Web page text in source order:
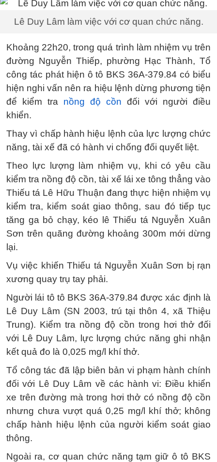
Lê Duy Lâm làm việc với cơ quan chức năng.
Khoảng 22h20, trong quá trình làm nhiệm vụ trên
đường Nguyễn Thiếp, phường Hạc Thành, Tổ
công tác phát hiện ô tô BKS 36A-379.84 có biểu
hiện nghi vấn nên ra hiệu lệnh dừng phương tiện
để kiểm tra nồng độ cồn đối với người điều
khiển.
Thay vì chấp hành hiệu lệnh của lực lượng chức
năng, tài xế đã có hành vi chống đối quyết liệt.
Theo lực lượng làm nhiệm vụ, khi có yêu cầu
kiểm tra nồng độ cồn, tài xế lái xe tông thẳng vào
Thiếu tá Lê Hữu Thuận đang thực hiện nhiệm vụ
kiểm tra, kiểm soát giao thông, sau đó tiếp tục
tăng ga bỏ chạy, kéo lê Thiếu tá Nguyễn Xuân
Sơn trên quãng đường khoảng 300m mới dừng
lại.
Vụ việc khiến Thiếu tá Nguyễn Xuân Sơn bị rạn
xương quay trụ tay phải.
Người lái tô tô BKS 36A-379.84 được xác định là
Lê Duy Lâm (SN 2003, trú tại thôn 4, xã Thiệu
Trung). Kiểm tra nồng độ cồn trong hơi thở đối
với Lê Duy Lâm, lực lượng chức năng ghi nhận
kết quả đo là 0,025 mg/l khí thở.
Tổ công tác đã lập biên bản vi phạm hành chính
đối với Lê Duy Lâm về các hành vi: Điều khiển
xe trên đường mà trong hơi thở có nồng độ cồn
nhưng chưa vượt quá 0,25 mg/l khí thở; không
chấp hành hiệu lệnh của người kiểm soát giao
thông.
Ngoài ra, cơ quan chức năng tạm giữ ô tô BKS